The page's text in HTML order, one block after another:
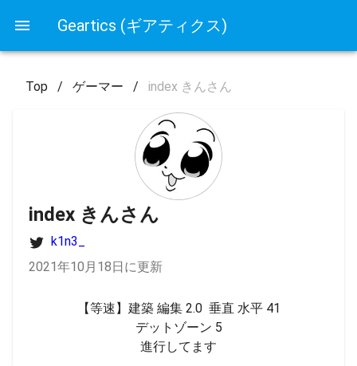
Geartics (ギアティクス)
Top / ゲーマー / index きんさん
index きんさん
k1n3_
2021年10月18日に更新
【等速】建築 編集 2.0  垂直 水平 41
デットゾーン 5
進行してます